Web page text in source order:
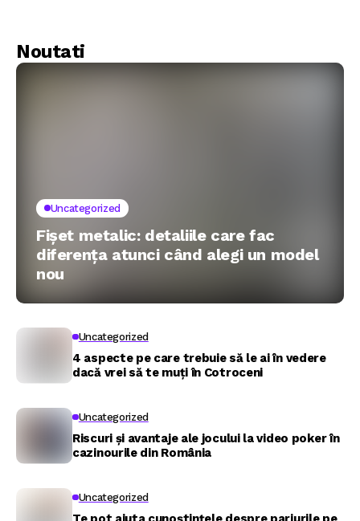
Noutati
Uncategorized
Fișet metalic: detaliile care fac
diferența atunci când alegi un model
nou
Uncategorized
4 aspecte pe care trebuie să le ai în vedere
dacă vrei să te muți în Cotroceni
Uncategorized
Riscuri și avantaje ale jocului la video poker în
cazinourile din România
Uncategorized